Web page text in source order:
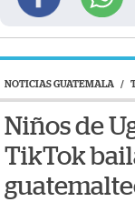
NOTICIAS GUATEMALA /
Niños de
TikTok